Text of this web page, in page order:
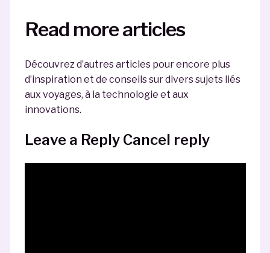
Read more articles
Découvrez d’autres articles pour encore plus
d’inspiration et de conseils sur divers sujets liés
aux voyages, à la technologie et aux
innovations.
Leave a Reply Cancel reply